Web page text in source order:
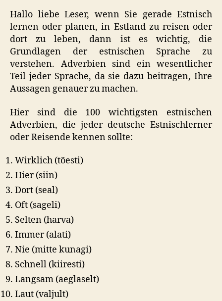
Hallo liebe Leser, wenn Sie gerade Estnisch
lernen oder planen, in Estland zu reisen oder
dort zu leben, dann ist es wichtig, die
Grundlagen der estnischen Sprache zu
verstehen. Adverbien sind ein wesentlicher
Teil jeder Sprache, da sie dazu beitragen, Ihre
Aussagen genauer zu machen.
Hier sind die 100 wichtigsten estnischen
Adverbien, die jeder deutsche Estnischlerner
oder Reisende kennen sollte:
Wirklich (tõesti)
Hier (siin)
Dort (seal)
Oft (sageli)
Selten (harva)
Immer (alati)
Nie (mitte kunagi)
Schnell (kiiresti)
Langsam (aeglaselt)
Laut (valjult)